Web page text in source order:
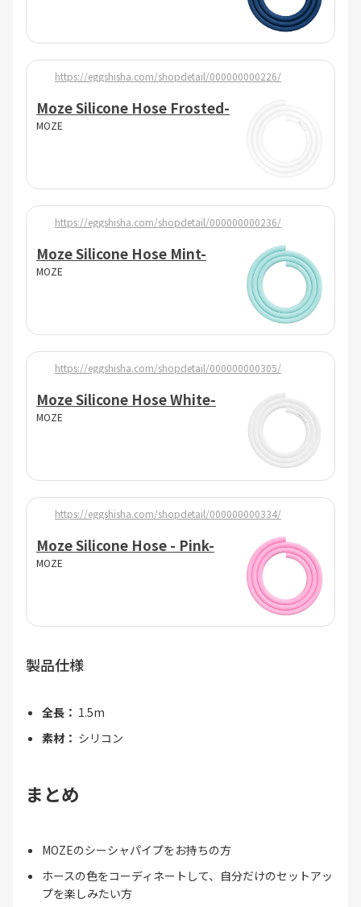
https://eggshisha.com/shopdetail/000000000226/
Moze Silicone Hose Frosted-
MOZE
https://eggshisha.com/shopdetail/000000000236/
Moze Silicone Hose Mint-
MOZE
https://eggshisha.com/shopdetail/000000000305/
Moze Silicone Hose White-
MOZE
https://eggshisha.com/shopdetail/000000000334/
Moze Silicone Hose - Pink-
MOZE
製品仕様
全長： 1.5m
素材： シリコン
まとめ
MOZEのシーシャパイプをお持ちの方
ホースの色をコーディネートして、自分だけのセットアッ
プを楽しみたい方